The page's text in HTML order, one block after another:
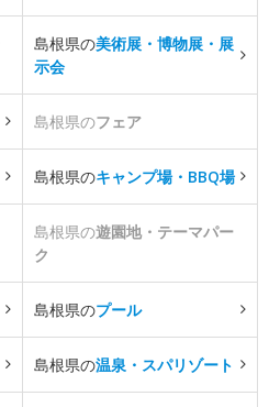
島根県の美術展・博物展・展
示会
島根県のフェア
島根県のキャンプ場・BBQ場
島根県の遊園地・テーマパー
ク
島根県のプール
島根県の温泉・スパリゾート